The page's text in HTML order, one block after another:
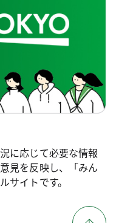
に応じて必要な情報
見を反映し、「みん
サイトです。